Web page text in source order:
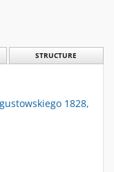
STRUCTURE
1828,